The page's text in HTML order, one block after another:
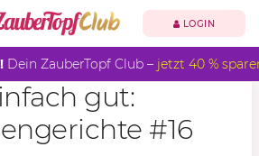
LOGIN
Dein ZauberTopf Club – jetzt 40 %
gut:
#16